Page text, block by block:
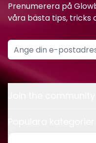
Prenumerera på
våra bästa tips, tricks